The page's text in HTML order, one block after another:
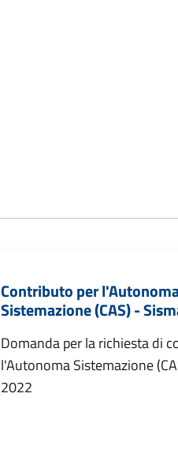
Contributo per
Sistemazione (CAS) -
Domanda per la richiesta di
l'Autonoma Sistemazione
2022